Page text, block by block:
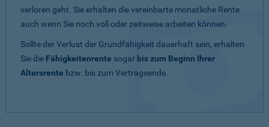
verloren geht. Sie erhalten die vereinbarte monatliche Rente
auch wenn Sie noch voll oder zeitweise arbeiten können.
Sollte der Verlust der Grundfähigkeit dauerhaft sein, erhalten
Sie die Fähigkeitenrente sogar bis zum Beginn Ihrer
Altersrente bzw. bis zum Vertragsende.